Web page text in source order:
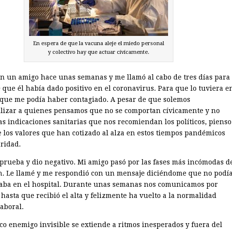
En espera de que la vacuna aleje el miedo personal
y colectivo hay que actuar cívicamente.
un amigo hace unas semanas y me llamó al cabo de tres días para
él había dado positivo en el coronavirus. Para que lo tuviera
me podía haber contagiado. A pesar de que solemos
a quienes pensamos que no se comportan cívicamente y no
indicaciones sanitarias que nos recomiendan los políticos, pienso
los valores que han cotizado al alza en estos tiempos pandémicos
y dio negativo. Mi amigo pasó por las fases más incómodas
Le llamé y me respondió con un mensaje diciéndome que no podía
en el hospital. Durante unas semanas nos comunicamos por
hasta que recibió el alta y felizmente ha vuelto a la normalidad
enemigo invisible se extiende a ritmos inesperados y fuera del